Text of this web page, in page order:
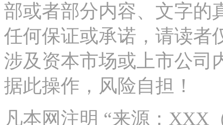
部或者部分内容、文字的
任何保证或承诺，请读者
涉及资本市场或上市公司
据此操作，风险自担！
凡本网注明 “来源：XXX